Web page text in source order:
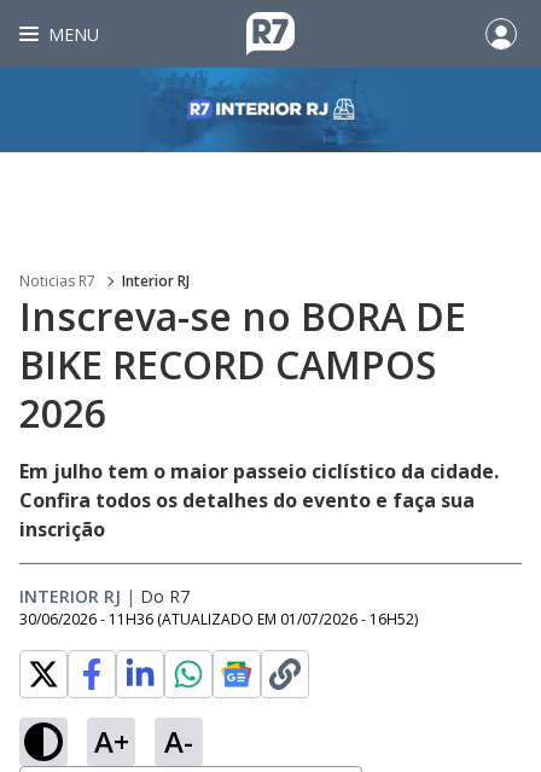
MENU
Noticias R7 Interior RJ
Inscreva-se no BORA DE
BIKE RECORD CAMPOS
2026
Em julho tem o maior passeio ciclístico da cidade.
Confira todos os detalhes do evento e faça sua
inscrição
INTERIOR RJ | Do R7
30/06/2026 - 11H36 (ATUALIZADO EM 01/07/2026 - 16H52)
A+ A-